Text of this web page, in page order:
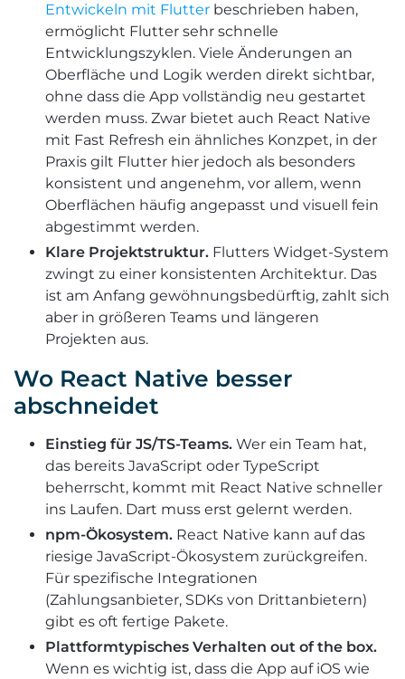
Entwickeln mit Flutter beschrieben haben,
ermöglicht Flutter sehr schnelle
Entwicklungszyklen. Viele Änderungen an
Oberfläche und Logik werden direkt sichtbar,
ohne dass die App vollständig neu gestartet
werden muss. Zwar bietet auch React Native
mit Fast Refresh ein ähnliches Konzpet, in der
Praxis gilt Flutter hier jedoch als besonders
konsistent und angenehm, vor allem, wenn
Oberflächen häufig angepasst und visuell fein
abgestimmt werden.
Klare Projektstruktur. Flutters Widget-System
zwingt zu einer konsistenten Architektur. Das
ist am Anfang gewöhnungsbedürftig, zahlt sich
aber in größeren Teams und längeren
Projekten aus.
Wo React Native besser
abschneidet
Einstieg für JS/TS-Teams. Wer ein Team hat,
das bereits JavaScript oder TypeScript
beherrscht, kommt mit React Native schneller
ins Laufen. Dart muss erst gelernt werden.
npm-Ökosystem. React Native kann auf das
riesige JavaScript-Ökosystem zurückgreifen.
Für spezifische Integrationen
(Zahlungsanbieter, SDKs von Drittanbietern)
gibt es oft fertige Pakete.
Plattformtypisches Verhalten out of the box.
Wenn es wichtig ist, dass die App auf iOS wie